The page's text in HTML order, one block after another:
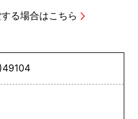
る場合はこちら
49104